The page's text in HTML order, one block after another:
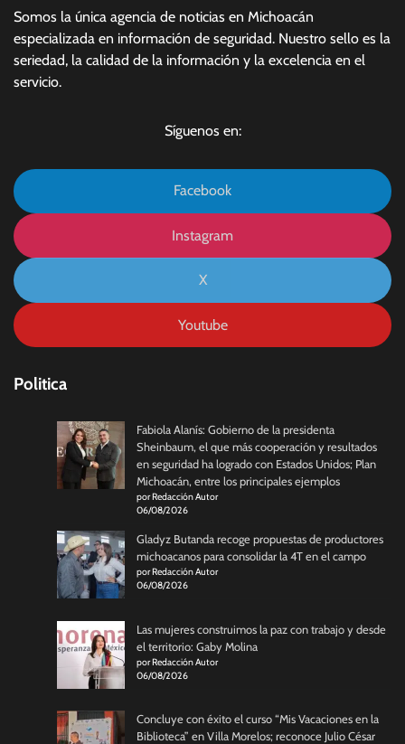
Somos la única agencia de noticias en Michoacán
especializada en información de seguridad. Nuestro sello es la
seriedad, la calidad de la información y la excelencia en el
servicio.
Síguenos en:
Facebook
Instagram
X
Youtube
Politica
Fabiola Alanís: Gobierno de la presidenta
Sheinbaum, el que más cooperación y resultados
en seguridad ha logrado con Estados Unidos; Plan
Michoacán, entre los principales ejemplos
por Redacción Autor
06/08/2026
Gladyz Butanda recoge propuestas de productores
michoacanos para consolidar la 4T en el campo
por Redacción Autor
06/08/2026
Las mujeres construimos la paz con trabajo y desde
el territorio: Gaby Molina
por Redacción Autor
06/08/2026
Concluye con éxito el curso “Mis Vacaciones en la
Biblioteca” en Villa Morelos; reconoce Julio César